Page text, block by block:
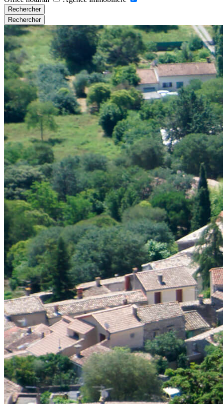
Rechercher
Rechercher